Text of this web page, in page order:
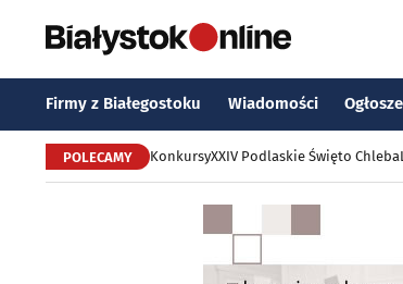
Firmy z Białegostoku Wiadomości
POLECAMY KonkursyXXIV Podlaskie Święto Chleba